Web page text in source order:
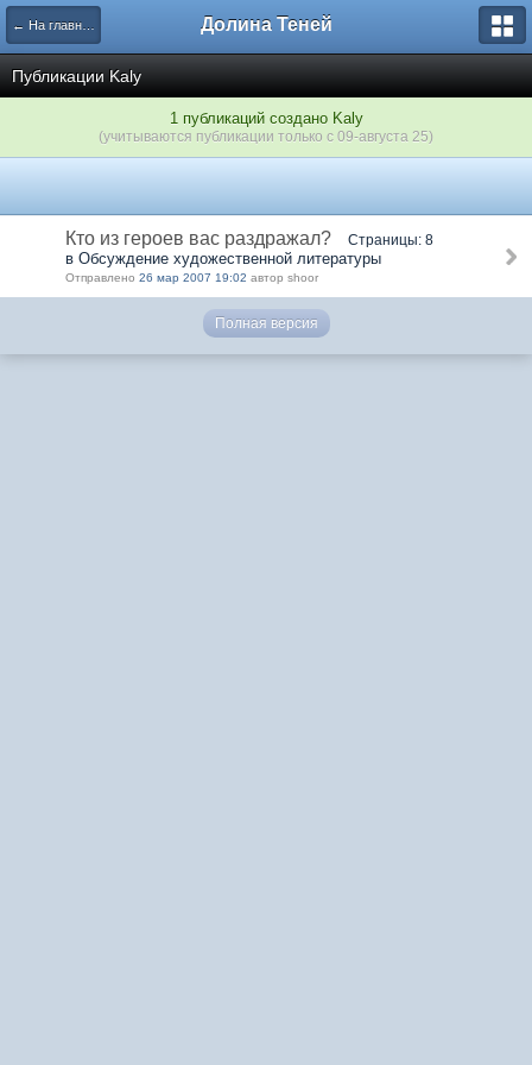
← На главную Долина Теней
Публикации Kaly
1 публикаций создано Kaly
(учитываются публикации только с 09-августа 25)
Кто из героев вас раздражал? Страницы: 8
в Обсуждение художественной литературы
Отправлено 26 мар 2007 19:02 автор shoor
Полная версия